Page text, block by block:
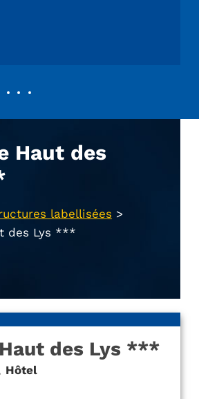
Haut des
labellisées >
des Lys ***
des Lys ***
Hôtel